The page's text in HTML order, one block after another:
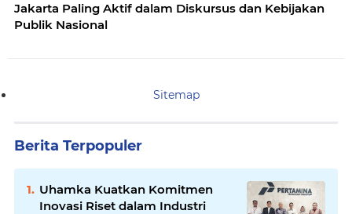
Jakarta Paling Aktif dalam Diskursus dan Kebijakan
Publik Nasional
Sitemap
Berita Terpopuler
Uhamka Kuatkan Komitmen
Inovasi Riset dalam Industri